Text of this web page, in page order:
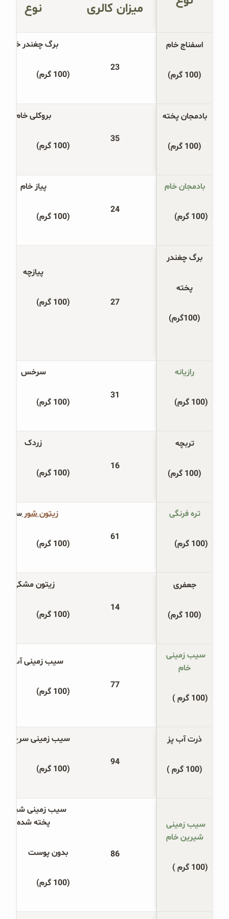
غلات و دانه‌های سالم
صبحانه و میان وعده
کتاب‌های OAB
میزان کالری نوع
اسفناج خام
(100 گرم)
23
برگ چغندر خام
(100 گرم)
بادمجان پخته
(100 گرم)
35
بروکلی خام
(100 گرم)
بادمجان خام
(100 گرم)
24
پیاز خام
(100 گرم)
برگ چغندر
پخته
(100گرم)
27
پیازچه
(100 گرم)
رازیانه
(100 گرم)
31
سرخس
(100 گرم)
تربچه
(100 گرم)
16
زردک
(100 گرم)
تره فرنگی
(100 گرم)
61
زیتون شور سبز
(100 گرم)
جعفری
(100 گرم)
14
زیتون مشکی
(100 گرم)
خام
(100 گرم )
77
سیب زمینی آب پز
(100 گرم)
ذرت آب پز
(100 گرم )
94
سیب زمینی سرخ
(100 گرم)
شیرین خام
(100 گرم )
86
پخته شده
بدون پوست
(100 گرم)